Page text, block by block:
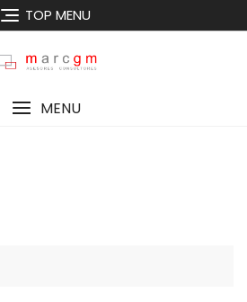
TOP MENU
MENU